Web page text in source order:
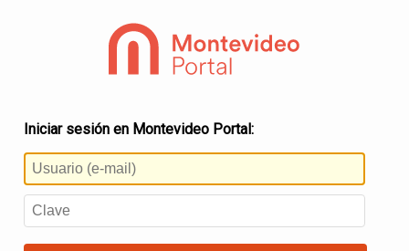
Iniciar sesión en Montevideo Portal: